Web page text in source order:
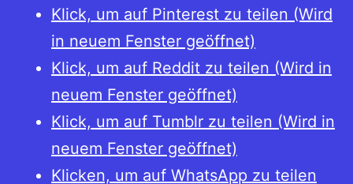
Klick, um auf Pinterest zu teilen (Wird
in neuem Fenster geöffnet)
Klick, um auf Reddit zu teilen (Wird in
neuem Fenster geöffnet)
Klick, um auf Tumblr zu teilen (Wird in
neuem Fenster geöffnet)
Klicken, um auf WhatsApp zu teilen